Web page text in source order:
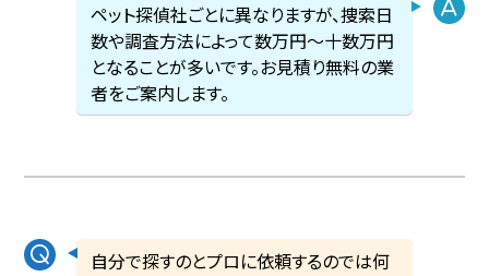
ペット探偵社ごとに異なりますが、捜索日
数や調査方法によって数万円〜十数万円
となることが多いです。お見積り無料の業
者をご案内します。
自分で探すのとプロに依頼するのでは何